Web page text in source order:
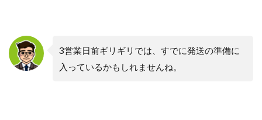
3営業日前ギリギリでは、すでに発送の準備に
入っているかもしれませんね。